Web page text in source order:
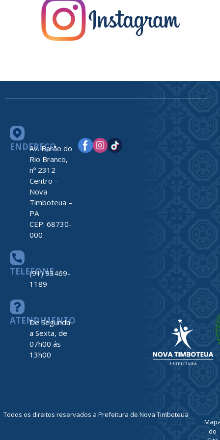
ENDEREÇO
Av. Barão do
Rio Branco,
nº 2312
Centro –
Nova
Timboteua –
PA
CEP: 68730-
000
TELEFONE
(91) 93469-
1189
ATENDIMENTO
De Segunda
a Sexta, de
07h00 ás
13h00
Todos os direitos reservados a Prefeitura de Nova Timboteua
do